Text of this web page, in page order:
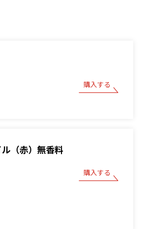
購入する
（赤）無香料
購入する